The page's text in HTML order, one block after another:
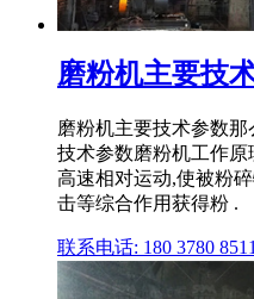
磨粉机主要技
磨粉机主要技术参数
技术参数磨粉机工作
高速相对运动,使被粉
击等综合作用获得粉 .
联系电话: 180 3780 8511